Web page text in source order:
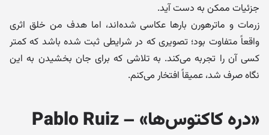
جزئیات ممکن به دست آید.
زرمات و ماترهورن بارها عکاسی شده‌اند، اما هدف من خلق اثری
واقعاً متفاوت بود؛ تصویری که در شرایطی ثبت شده باشد که کمتر
کسی آن را تجربه می‌کند. به تلاشی که برای جان بخشیدن به این
نگاه صرف شد، عمیقاً افتخار می‌کنم.
«دره کاکتوس‌ها» – Pablo Ruiz